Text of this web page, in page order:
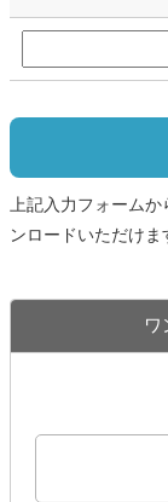
上記入力フォーム
ンロードいただけま
ワ